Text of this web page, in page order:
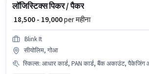
लॉजिस्टिक्स पिकर / पैकर
₹ 18,500 - 19,000per महीना
Blink It
सीयोलिम, गोआ
स्किल्स: आधार कार्ड, PAN कार्ड, बैंक अकाउंट, पैकेजिंग और